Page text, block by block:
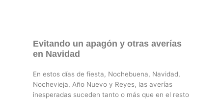
Evitando un apagón y otras averías
en Navidad
En estos días de fiesta, Nochebuena, Navidad,
Nochevieja, Año Nuevo y Reyes, las averías
inesperadas suceden tanto o más que en el resto